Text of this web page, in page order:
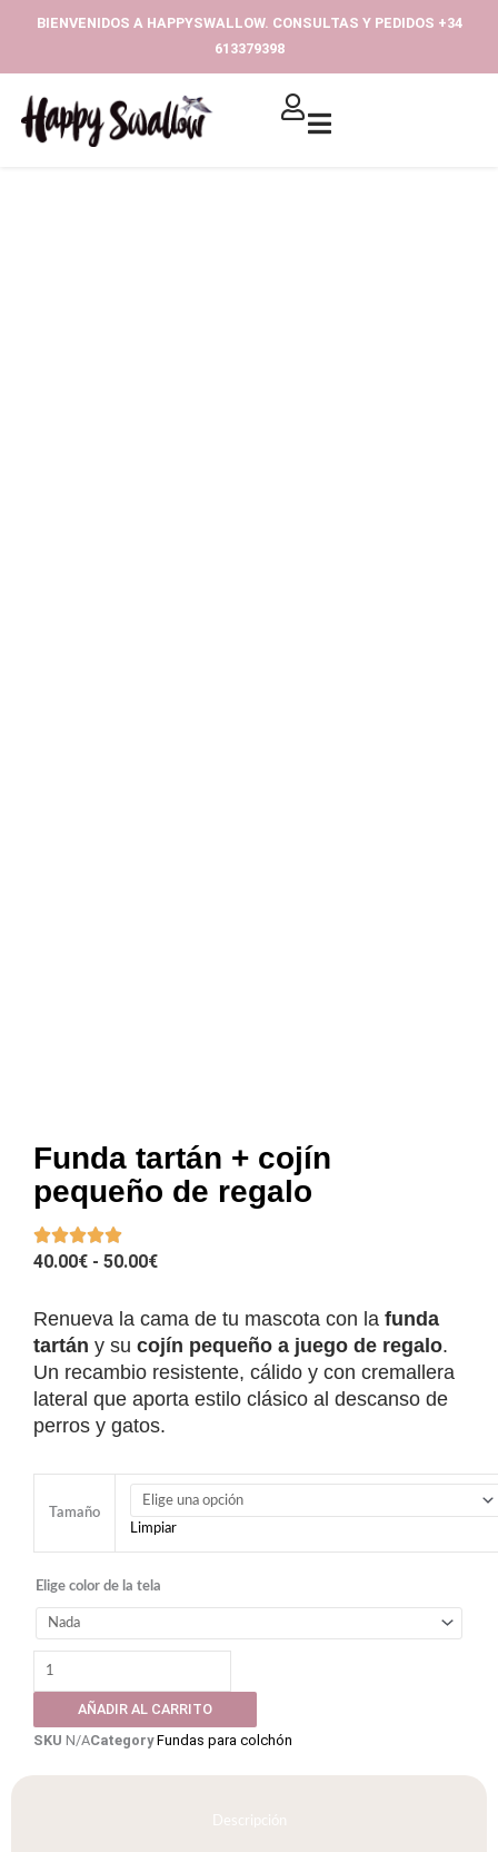
BIENVENIDOS A HAPPYSWALLOW. CONSULTAS Y PEDIDOS +34
613379398‬
Funda tartán + cojín
pequeño de regalo
40.00€ - 50.00€RANGO
PRECIOS:
DESDE
40.00€
HASTA
50.00€
Renueva la cama de tu mascota con la funda
tartán y su cojín pequeño a juego de regalo.
Un recambio resistente, cálido y con cremallera
lateral que aporta estilo clásico al descanso de
perros y gatos.
Tamaño
Limpiar
Elige color de la tela
tartán
pequeño
de
regalo
cantidad
AÑADIR AL CARRITO
SKU N/ACategory Fundas para colchón
Descripción